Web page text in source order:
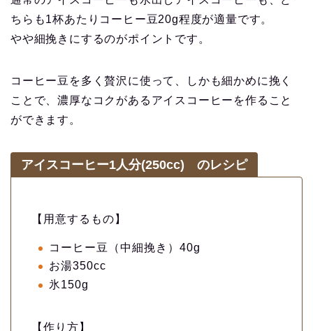
ちらも1杯あたりコーヒー豆20g程度が適量です。
やや細挽きにするのがポイントです。
コーヒー豆を多く贅沢に使って、しかも細かめに挽く
ことで、濃厚なコクがあるアイスコーヒーを作ること
ができます。
アイスコーヒー1人分(250cc) のレシピ
【用意するもの】
コーヒー豆（中細挽き）40g
お湯350cc
氷150g
【作り方】